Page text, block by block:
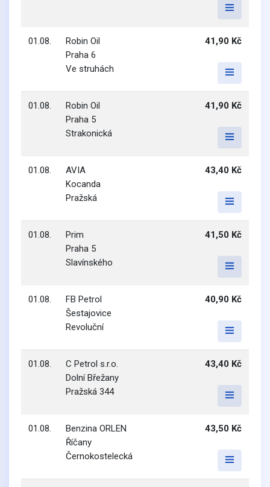
01.08.
Robin Oil
Praha 6
Ve struhách
41,90 Kč
01.08.
Robin Oil
Praha 5
Strakonická
41,90 Kč
01.08.
AVIA
Kocanda
Pražská
43,40 Kč
01.08.
Prim
Praha 5
Slavínského
41,50 Kč
01.08.
FB Petrol
Šestajovice
Revoluční
40,90 Kč
01.08.
C Petrol s.r.o.
Dolní Břežany
Pražská 344
43,40 Kč
01.08.
Benzina ORLEN
Říčany
Černokostelecká
43,50 Kč